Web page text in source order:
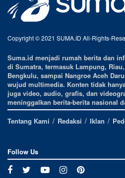
Copyright © 2021 SUMA.ID All-Rights-
Suma.id menjadi rumah berita dan
di Sumatra, termasuk Lampung,
Bengkulu, sampai Nangroe Aceh
wujud multimedia. Konten tidak
juga video, audio, grafis, dan
meninggalkan berita-berita nasional
Tentang Kami
Redaksi Iklan
Follow Us